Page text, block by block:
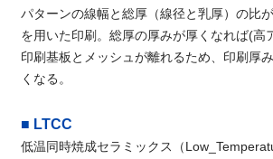
パターンの線幅と総厚（線径と乳厚）の比
を用いた印刷。総厚の厚みが厚くなれば(高
印刷基板とメッシュが離れるため、印刷厚
くなる。
■ LTCC
低温同時焼成セラミックス（